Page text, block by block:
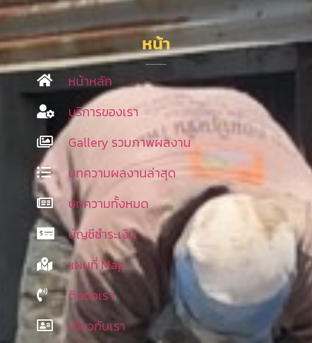
หน้า
หน้าหลัก
บริการของเรา
Gallery รวมภาพผลงาน
บทความผลงานล่าสุด
บทความทั้งหมด
บัญชีชำระเงิน
แผนที่ Map
ติดต่อเรา
เกี่ยวกับเรา